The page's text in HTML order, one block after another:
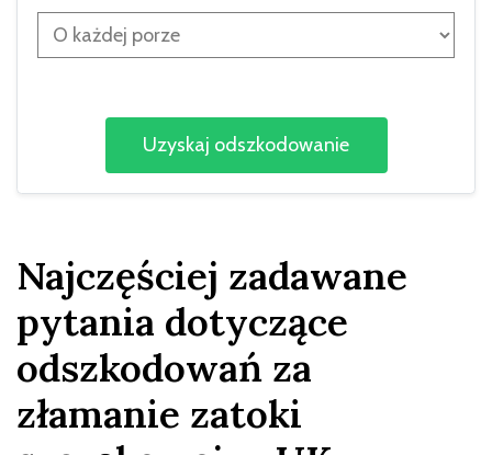
Najczęściej zadawane
pytania dotyczące
odszkodowań za
złamanie zatoki